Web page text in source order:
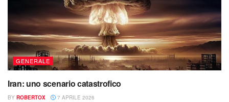
GENERALE
Iran: uno scenario catastrofico
BY ROBERTOX 7 APRILE 2026